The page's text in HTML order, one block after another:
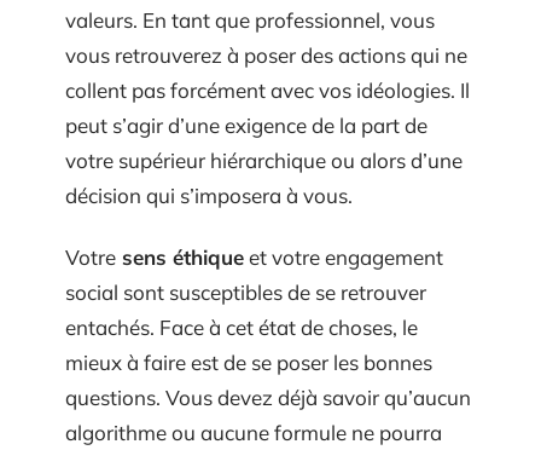
valeurs. En tant que professionnel, vous
vous retrouverez à poser des actions qui ne
collent pas forcément avec vos idéologies. Il
peut s’agir d’une exigence de la part de
votre supérieur hiérarchique ou alors d’une
décision qui s’imposera à vous.
Votre sens éthiqueet votre engagement
social sont susceptibles de se retrouver
entachés. Face à cet état de choses, le
mieux à faire est de se poser les bonnes
questions. Vous devez déjà savoir qu’aucun
algorithme ou aucune formule ne pourra